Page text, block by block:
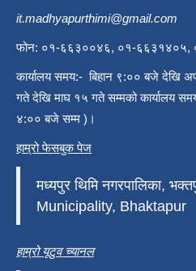
it.madhyapurthimi@gmail.com
फोन: ०१-६६३००४६, ०१-
कार्यालय समय:- बिहान ९:०० बजे देखि
गते देखि माघ १५ गते सम्मको कार्यालय
४:०० बजे सम्म )।
हाम्रो फेसबुक पेज
मध्यपुर थिमि नगरपालिका,
Municipality, Bhaktapur
हाम्रो यूटुव च्यानल